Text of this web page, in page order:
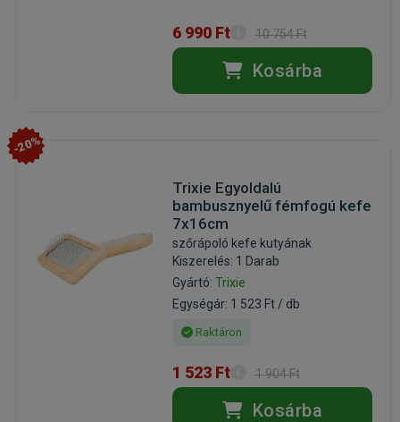
6 990 Ft 10 754 Ft
Kosárba
-20%
Trixie Egyoldalú
bambusznyelű fémfogú kefe
7x16cm
szőrápoló kefe kutyának
Kiszerelés: 1 Darab
Gyártó: Trixie
Egységár: 1 523 Ft / db
Raktáron
1 523 Ft 1 904 Ft
Kosárba